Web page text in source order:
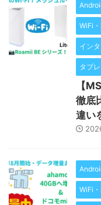
WiFi
イン
タブ
【
徹底
違い
WiFi